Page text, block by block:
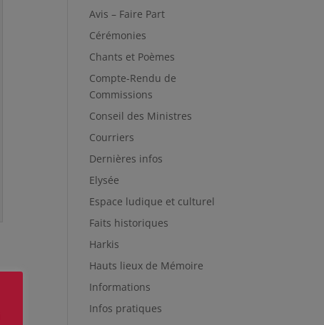
Avis – Faire Part
Cérémonies
Chants et Poèmes
Compte-Rendu de
Commissions
Conseil des Ministres
Courriers
Dernières infos
Elysée
Espace ludique et culturel
Faits historiques
Harkis
Hauts lieux de Mémoire
Informations
Infos pratiques